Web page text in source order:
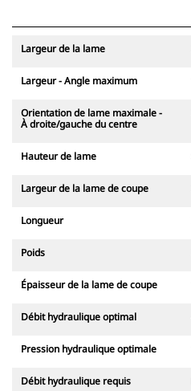
Largeur de la lame
Largeur - Angle maximum
Orientation de lame maximale -
À droite/gauche du centre
Hauteur de lame
Largeur de la lame de coupe
Longueur
Poids
Épaisseur de la lame de coupe
Débit hydraulique optimal
Pression hydraulique optimale
Débit hydraulique requis